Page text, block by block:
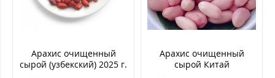
Арахис очищенный
сырой (узбекский) 2025 г.
Арахис очищенный
сырой Китай